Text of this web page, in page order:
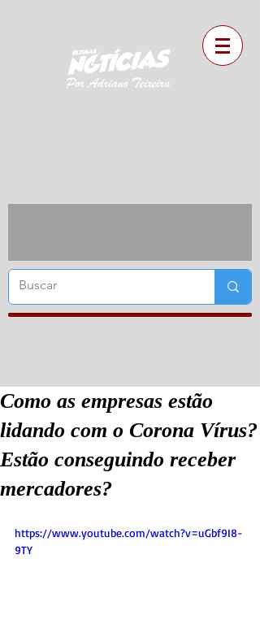
Como as empresas estão
lidando com o Corona Vírus?
Estão conseguindo receber
mercadores?
https://www.youtube.com/watch?v=uGbf9I8-
9TY